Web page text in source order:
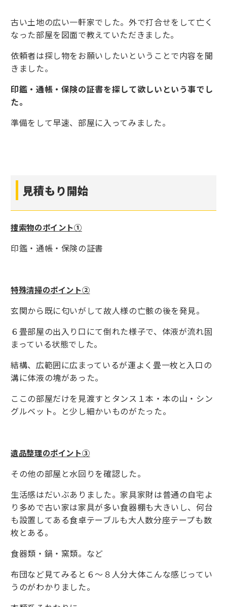
古い土地の広い一軒家でした。外で打合せをして亡く
なった部屋を図面で教えていただきました。
依頼者は探し物をお願いしたいということで内容を聞
きました。
印鑑・通帳・保険の証書を探して欲しいという事でし
た。
準備をして早速、部屋に入ってみました。
見積もり開始
捜索物のポイント①
印鑑・通帳・保険の証書
特殊清掃のポイント②
玄関から既に匂いがして故人様の亡骸の後を発見。
６畳部屋の出入り口にて倒れた様子で、体液が流れ固
まっている状態でした。
結構、広範囲に広まっているが運よく畳一枚と入口の
溝に体液の塊があった。
ここの部屋だけを見渡すとタンス１本・本の山・シン
グルベット。と少し細かいものがたった。
遺品整理のポイント③
その他の部屋と水回りを確認した。
生活感はだいぶありました。家具家財は普通の自宅よ
り多めで古い家は家具が多い食器棚も大きいし、何台
も設置してある食卓テーブルも大人数分座テープも数
枚とある。
食器類・鍋・窯類。など
布団など見てみると６～８人分大体こんな感じってい
うのがわかりました。